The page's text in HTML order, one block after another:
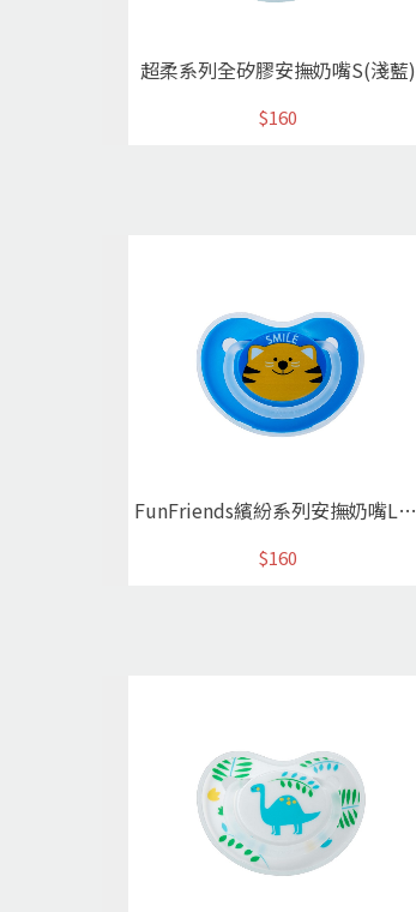
超柔系列全矽膠安撫奶嘴S(淺藍)
$160
FunFriends繽紛系列安撫奶嘴L可愛小貓
$160